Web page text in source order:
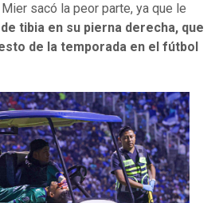
sacó la peor parte, ya que le
tibia en su pierna derecha, que
de la temporada en el fútbol